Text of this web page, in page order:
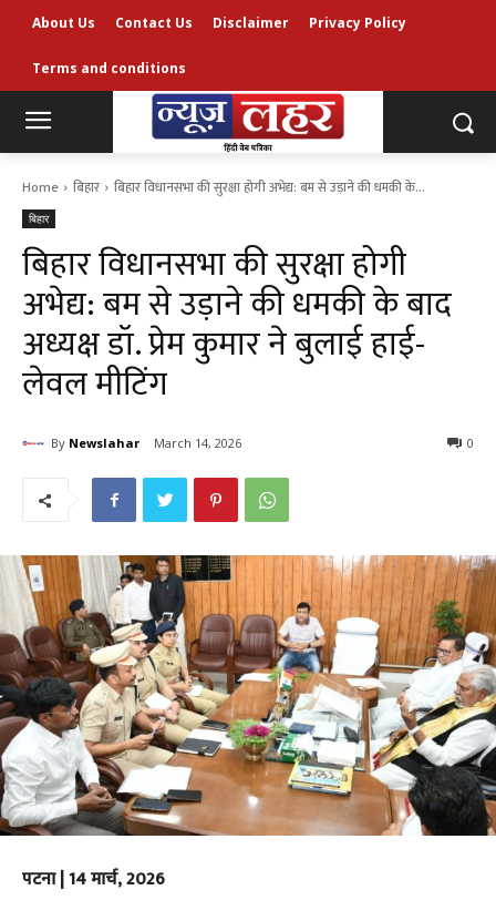
About Us Contact Us Disclaimer Privacy Policy
Terms and conditions
Home बिहार बिहार विधानसभा की सुरक्षा होगी अभेद्य: बम से उड़ाने की धमकी के...
बिहार
बिहार विधानसभा की सुरक्षा होगी
अभेद्य: बम से उड़ाने की धमकी के बाद
अध्यक्ष डॉ. प्रेम कुमार ने बुलाई हाई-
लेवल मीटिंग
By Newslahar March 14, 2026 0
पटना | 14 मार्च, 2026